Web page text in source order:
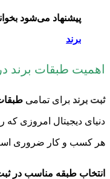
پیشنهاد می‌شود
برند
اهمیت طبقات برند
ثبت برند برای تمامی
دنیای دیجیتال امروزی که
هر کسب و کار ضروری
انتخاب طبقه مناسب در